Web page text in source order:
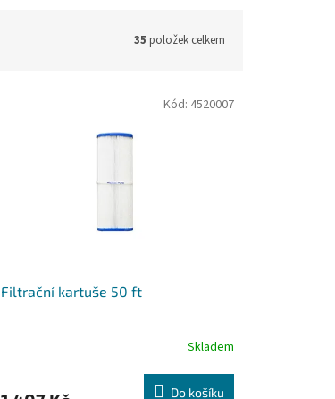
35 položek celkem
Filtrační kartuše 50 ft
Skladem
Do košíku
Kód: 4520007